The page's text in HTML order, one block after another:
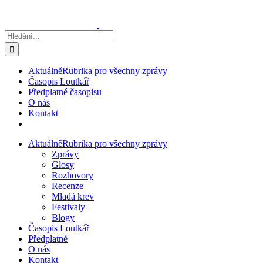
obsah
Hledat:
AktuálněRubrika pro všechny zprávy
Časopis Loutkář
Předplatné časopisu
O nás
Kontakt
AktuálněRubrika pro všechny zprávy
Zprávy
Glosy
Rozhovory
Recenze
Mladá krev
Festivaly
Blogy
Časopis Loutkář
Předplatné
O nás
Kontakt